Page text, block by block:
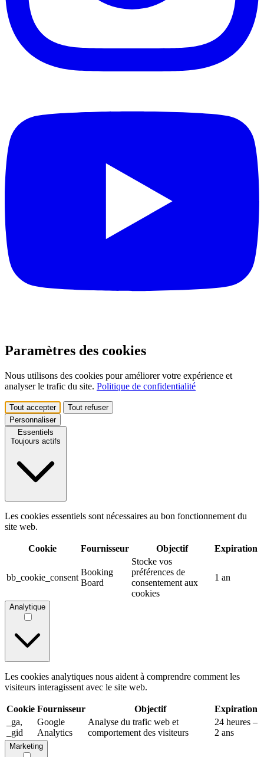
Paramètres des cookies
Nous utilisons des cookies pour améliorer votre expérience et
analyser le trafic du site. Politique de confidentialité
Tout accepter
Tout refuser
Personnaliser
Essentiels
Toujours actifs
Les cookies essentiels sont nécessaires au bon fonctionnement du
site web.
Cookie Fournisseur Objectif Expiration
bb_cookie_consent
Booking
Board
Stocke vos
préférences de
consentement aux
cookies
1 an
Analytique
Les cookies analytiques nous aident à comprendre comment les
visiteurs interagissent avec le site web.
Cookie Fournisseur Objectif
Expiration
_ga,
_gid
Google
Analytics
Analyse du trafic web et
comportement des visiteurs
24 heures –
2 ans
Marketing